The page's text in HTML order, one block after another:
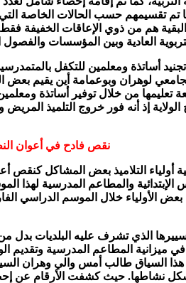
بتخلف عقلي، والبقية هم من ذوي
أساتذة ومعلمين للتكفل
لوهران وبوعمامة أين يقيم
إذ أنه فور خروج التلميذ المريض
نقص فادح في أعوان
التلاميذ بعض المشاكل كنقص
والمطاعم المدرسية لهذا
بعض الأولياء خلال الموسم
الذي تشرف عليه البلديات بدل
ميزانية المطاعم المدرسية
من حجم الاطعام . وفي هذا السياق طالب
حيث كشفت الأرقام عن إحصاء 245 مطعم